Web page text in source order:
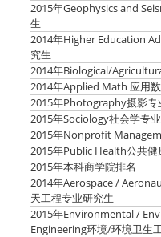
2015年Geophysics and
生
2014年Higher Education
究生
2014年Biological/
2014年Applied Math 应用
2015年Photography摄影专
2015年Sociology社会学专
2015年Nonprofit
2015年Public Health公共健
2015年本科商学院排名
2014年Aerospace /
天工程专业研究生
2015年Environmental /
Engineering环境/环境卫生